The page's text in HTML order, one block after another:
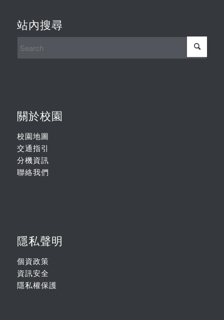
站內搜尋
關於校園
校園地圖
交通指引
分機資訊
聯絡我們
隱私聲明
個資政策
資訊安全
隱私權保護